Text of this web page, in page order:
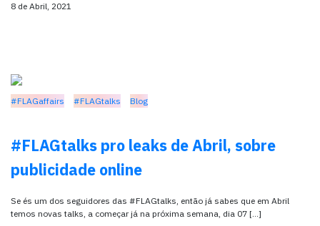
8 de Abril, 2021
#FLAGaffairs #FLAGtalks Blog
#FLAGtalks pro leaks de Abril, sobre
publicidade online
Se és um dos seguidores das #FLAGtalks, então já sabes que em Abril
temos novas talks, a começar já na próxima semana, dia 07 […]